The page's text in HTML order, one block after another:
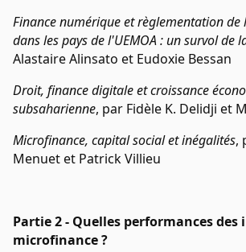
Finance numérique et règlementation
dans les pays de l'UEMOA : un survol de
Alastaire Alinsato et Eudoxie Bessan
Droit, finance digitale et croissance
subsaharienne, par Fidèle K. Delidji et
Microfinance, capital social et inégalités,
Menuet et Patrick Villieu
Partie 2 - Quelles performances
microfinance ?